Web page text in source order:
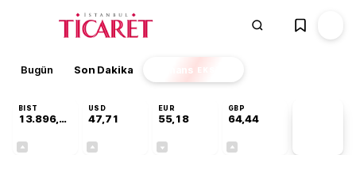
Bugün Son Dakika Finans EKSTRA
BIST
13.896,36
USD
47,71
EUR
55,18
GBP
64,44